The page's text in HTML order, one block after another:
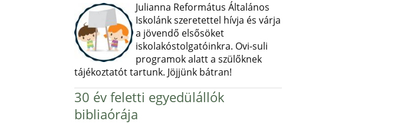
Julianna Református Általános
Iskolánk szeretettel hívja és várja
a jövendő elsősöket
iskolakóstolgatóinkra. Ovi-suli
programok alatt a szülőknek
tájékoztatót tartunk. Jöjjünk bátran!
30 év feletti egyedülállók
bibliaórája